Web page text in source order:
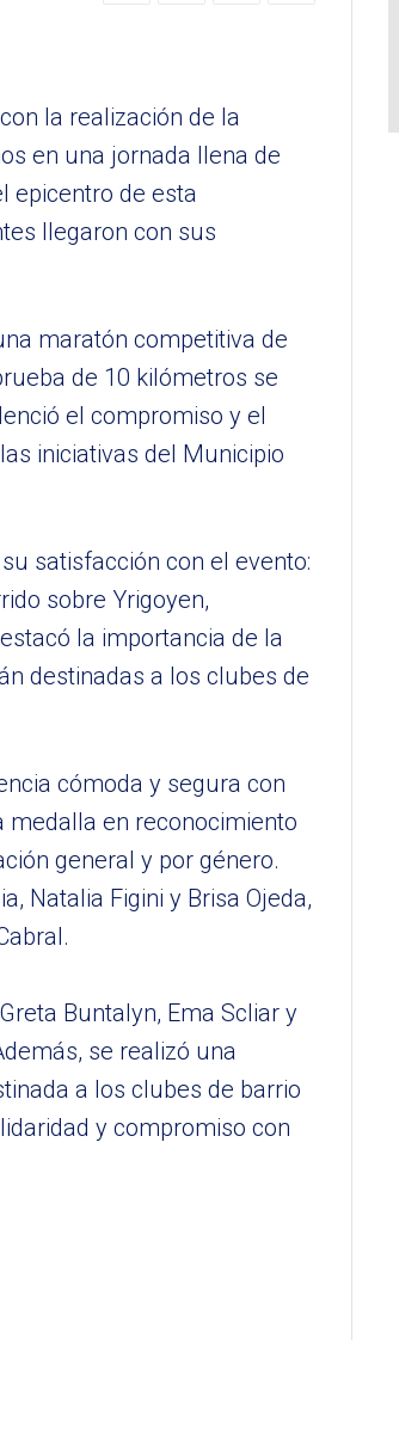
la realización de la
en una jornada llena de
epicentro de esta
llegaron con sus
maratón competitiva de
de 10 kilómetros se
el compromiso y el
iniciativas del Municipio
satisfacción con el evento:
sobre Yrigoyen,
la importancia de la
destinadas a los clubes de
cómoda y segura con
medalla en reconocimiento
general y por género.
Natalia Figini y Brisa Ojeda,
Buntalyn, Ema Scliar y
se realizó una
a los clubes de barrio
y compromiso con